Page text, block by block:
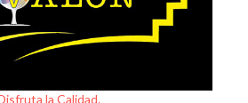
la Calidad.